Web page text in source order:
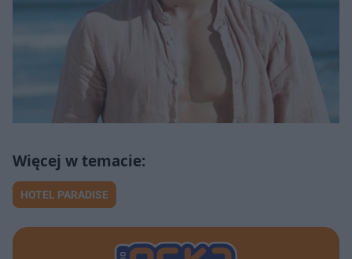
HOTEL PARADISE